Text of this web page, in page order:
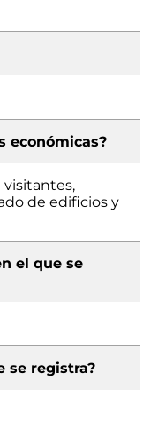
económicas?
visitantes,
de edificios y
el que se
se registra?